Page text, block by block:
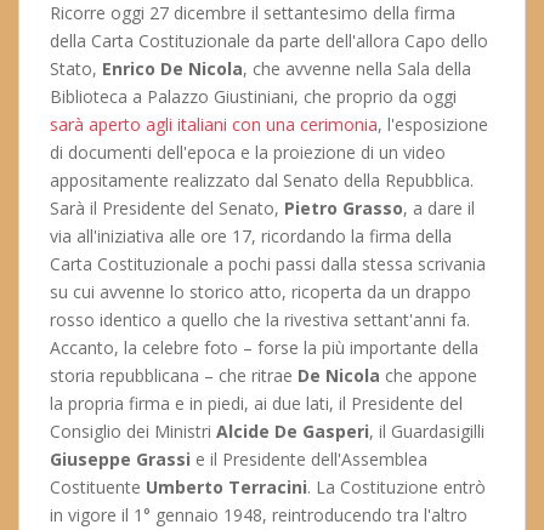
Ricorre oggi 27 dicembre il settantesimo della firma
della Carta Costituzionale da parte dell'allora Capo dello
Stato, Enrico De Nicola, che avvenne nella Sala della
Biblioteca a Palazzo Giustiniani, che proprio da oggi
sarà aperto agli italiani con una cerimonia, l'esposizione
di documenti dell'epoca e la proiezione di un video
appositamente realizzato dal Senato della Repubblica.
Sarà il Presidente del Senato, Pietro Grasso, a dare il
via all'iniziativa alle ore 17, ricordando la firma della
Carta Costituzionale a pochi passi dalla stessa scrivania
su cui avvenne lo storico atto, ricoperta da un drappo
rosso identico a quello che la rivestiva settant'anni fa.
Accanto, la celebre foto – forse la più importante della
storia repubblicana – che ritrae De Nicola che appone
la propria firma e in piedi, ai due lati, il Presidente del
Consiglio dei Ministri Alcide De Gasperi, il Guardasigilli
Giuseppe Grassi e il Presidente dell'Assemblea
Costituente Umberto Terracini. La Costituzione entrò
in vigore il 1° gennaio 1948, reintroducendo tra l'altro